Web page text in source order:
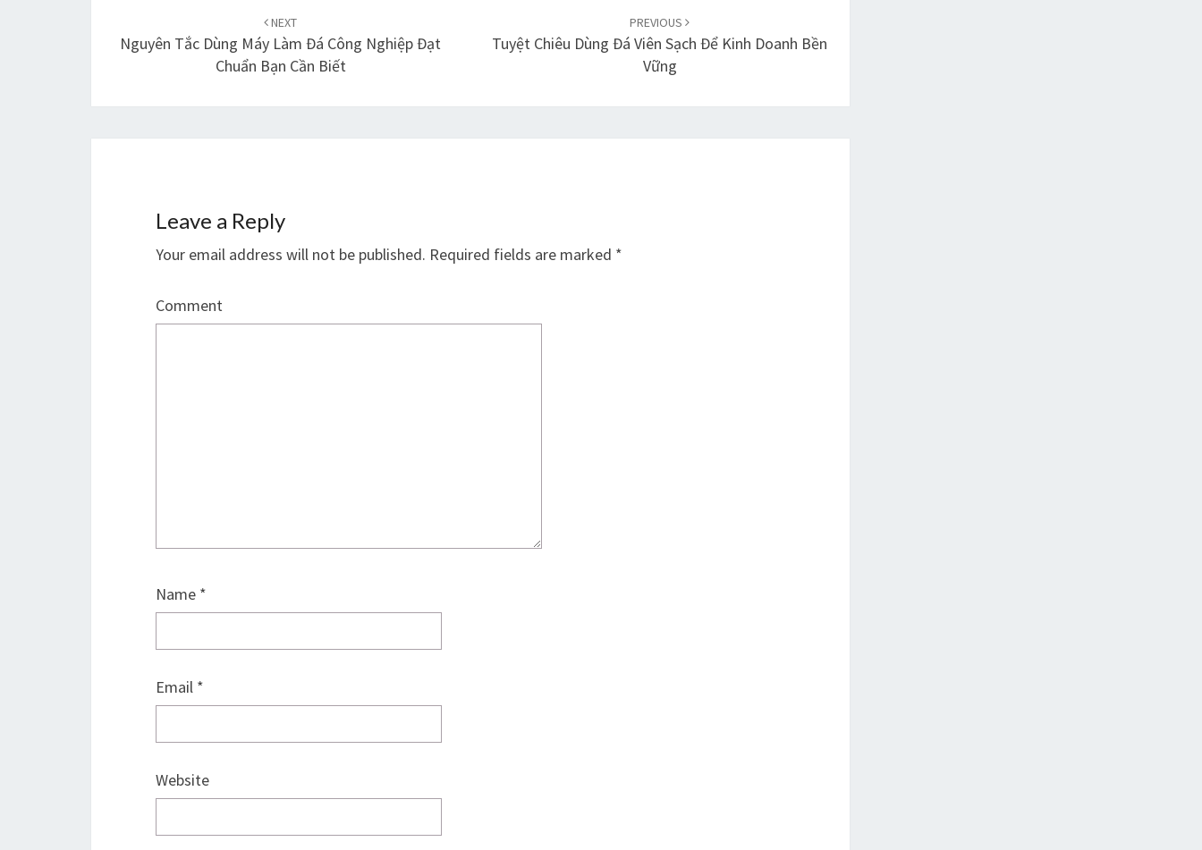
navigation
NEXT
Nguyên Tắc Dùng Máy Làm Đá Công Nghiệp Đạt
Chuẩn Bạn Cần Biết
PREVIOUS
Tuyệt Chiêu Dùng Đá Viên Sạch Để Kinh Doanh Bền
Vững
Leave a Reply
Your email address will not be published. Required fields are marked *
Comment
Name *
Email *
Website